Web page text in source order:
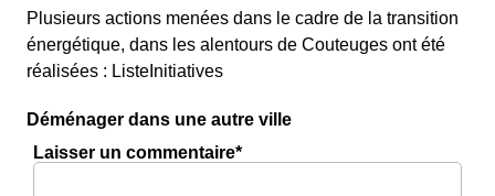
Plusieurs actions menées dans le cadre de la transition
énergétique, dans les alentours de Couteuges ont été
réalisées : ListeInitiatives
Déménager dans une autre ville
Laisser un commentaire*